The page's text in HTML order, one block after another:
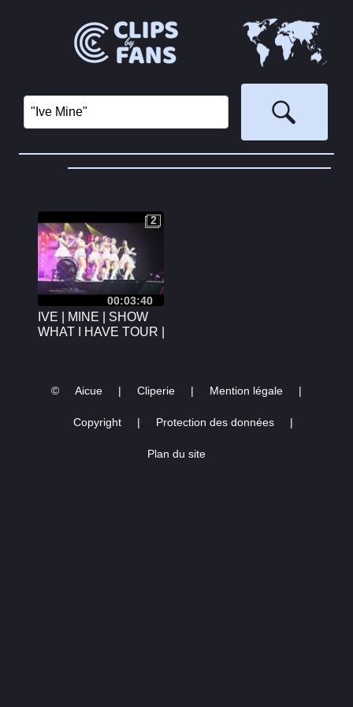
00:03:40
2
2
IVE | MINE | SHOW
WHAT I HAVE TOUR |
© Aicue | Cliperie | Mention légale |
Copyright | Protection des données |
Plan du site